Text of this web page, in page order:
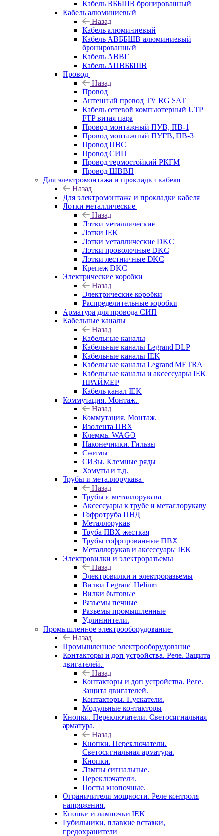
Кабель ВББШВ бронированный
Кабель алюминиевый
Назад
Кабель алюминиевый
Кабель АВББШВ алюминиевый
бронированный
Кабель АВВГ
Кабель АПВББШВ
Провод
Назад
Провод
Антенный провод TV RG SAT
Кабель сетевой компьютерный UTP
FTP витая пара
Провод монтажный ПУВ, ПВ-1
Провод монтажный ПУГВ, ПВ-3
Провод ПВС
Провод СИП
Провод термостойкий РКГМ
Провод ШВВП
Для электромонтажа и прокладки кабеля
Назад
Для электромонтажа и прокладки кабеля
Лотки металлические
Назад
Лотки металлические
Лотки IEK
Лотки металлические DKC
Лотки проволочные DKC
Лотки лестничные DKC
Крепеж DKC
Электрические коробки
Назад
Электрические коробки
Распределительные коробки
Арматура для провода СИП
Кабельные каналы
Назад
Кабельные каналы
Кабельные каналы Legrand DLP
Кабельные каналы IEK
Кабельные каналы Legrand METRA
Кабельные каналы и аксессуары IEK
ПРАЙМЕР
Кабель канал IEK
Коммутация. Монтаж.
Назад
Коммутация. Монтаж.
Изолента ПВХ
Клеммы WAGO
Наконечники. Гильзы
Сжимы
СИЗы. Клемные ряды
Хомуты и т.д.
Трубы и металлорукава
Назад
Трубы и металлорукава
Аксессуары к трубе и металлорукаву
Гофротруба ПНД
Металлорукав
Труба ПВХ жесткая
Трубы гофрированные ПВХ
Металлорукав и аксессуары IEK
Электровилки и электроразъемы
Назад
Электровилки и электроразъемы
Вилки Legrand Helium
Вилки бытовые
Разъемы печные
Разъемы промышленные
Удлиннители.
Промышленное электрооборудование
Назад
Промышленное электрооборудование
Контакторы и доп устройства. Реле. Защита
двигателей.
Назад
Контакторы и доп устройства. Реле.
Защита двигателей.
Контакторы. Пускатели.
Модульные контакторы
Кнопки. Переключатели. Светосигнальная
арматура.
Назад
Кнопки. Переключатели.
Светосигнальная арматура.
Кнопки.
Лампы сигнальные.
Переключатели.
Посты кнопочные.
Ограничители мощности. Реле контроля
напряжения.
Кнопки и лампочки IEK
Рубильники, плавкие вставки,
предохранители